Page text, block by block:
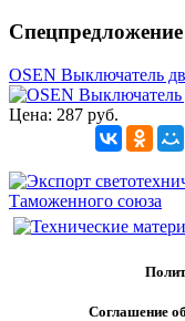
Спецпредложение
OSEN Выключатель
Цена: 287 руб.
Соглашение